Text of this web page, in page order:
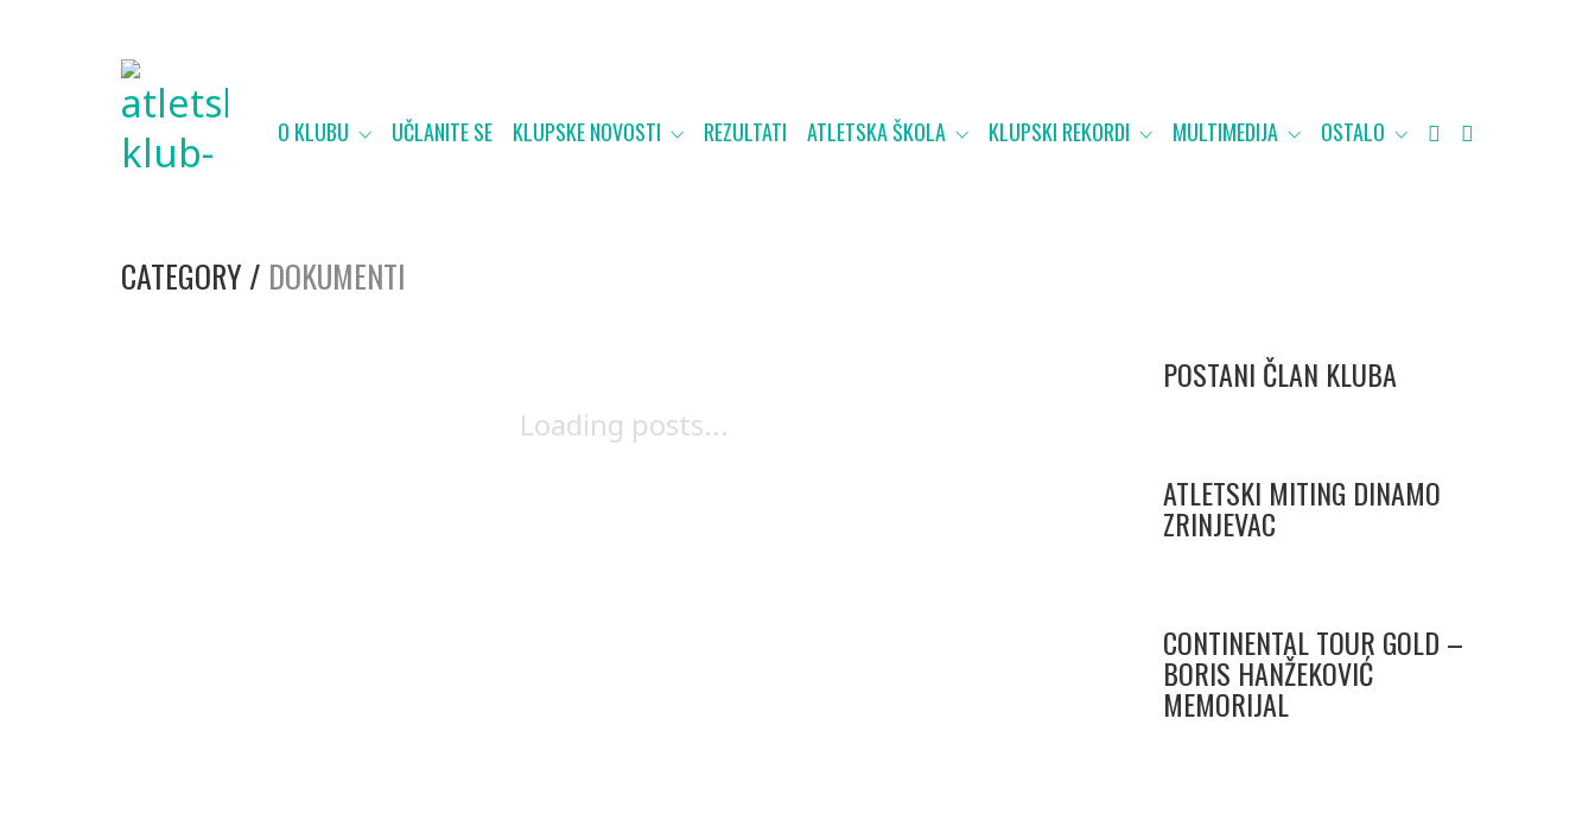
O KLUBU UČLANITE SE KLUPSKE NOVOSTI REZULTATI ATLETSKA ŠKOLA KLUPSKI REKORDI MULTIMEDIJA OSTALO
CATEGORY / DOKUMENTI
Loading posts...
POSTANI ČLAN KLUBA
ATLETSKI MITING DINAMO
ZRINJEVAC
CONTINENTAL TOUR GOLD –
BORIS HANŽEKOVIĆ
MEMORIJAL